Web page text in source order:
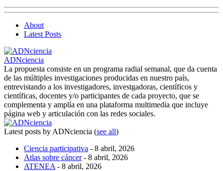
About
Latest Posts
ADNciencia
La propuesta consiste en un programa radial semanal, que da cuenta
de las múltiples investigaciones producidas en nuestro país,
entrevistando a los investigadores, investgadoras, científicos y
científicas, docentes y/o participantes de cada proyecto, que se
complementa y amplía en una plataforma multimedia que incluye
página web y articulación con las redes sociales.
Latest posts by ADNciencia (see all)
Ciencia participativa - 8 abril, 2026
Atlas sobre cáncer- 8 abril, 2026
ATENEA - 8 abril, 2026